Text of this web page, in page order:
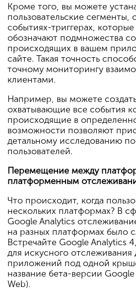
Кроме того, вы можете
пользовательские сегменты,
событиях-триггерах,
обозначают подмножества
происходящих в вашем
сайте. Такая точность
точному мониторингу
клиентами.
Например, вы можете
охватывающие все события
происходящие в
возможности позволяют
детальному исследованию
пользователей.
Перемещение между
платформенным
Что происходит, когда
нескольких платформах? В
Google Analytics
на разных платформах было
Встречайте Google Analytics
для искусного отслеживания
приложений под одной
название бета-версии
Web).